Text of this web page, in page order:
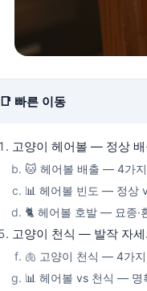
📑 빠른 이동
고양이 헤어볼 — 정상
🐱 헤어볼 배출 — 4가
📊 헤어볼 빈도 — 정상
🐈 헤어볼 호발 — 묘종·
고양이 천식 — 발작 자
🫁 고양이 천식 — 4가지
📊 헤어볼 vs 천식 — 명